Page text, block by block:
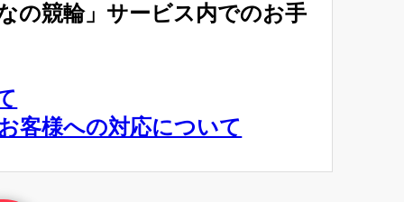
の競輪」サービス内でのお手
客様への対応について